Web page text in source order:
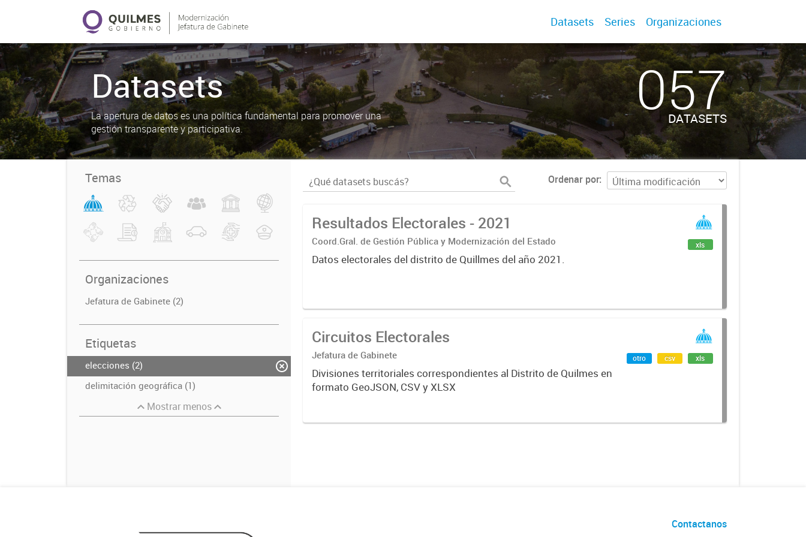
Datasets Series Organizaciones
Datasets
La apertura de datos es una política fundamental para promover una
gestión transparente y participativa.
057
DATASETS
Temas
Organizaciones
Jefatura de Gabinete (2)
Etiquetas
elecciones (2)
delimitación geográfica (1)
Mostrar menos
Ordenar por
Resultados Electorales - 2021
Coord.Gral. de Gestión Pública y Modernización del Estado
Datos electorales del distrito de Quillmes del año 2021.
xls
Circuitos Electorales
Jefatura de Gabinete
Divisiones territoriales correspondientes al Distrito de Quilmes en
formato GeoJSON, CSV y XLSX
otro csv xls
Contactanos